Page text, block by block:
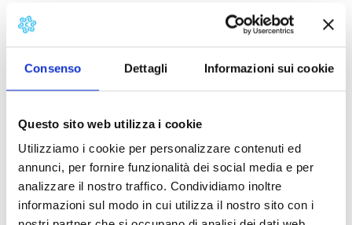
Consenso Dettagli Informazioni sui cookie
Questo sito web utilizza i cookie
Utilizziamo i cookie per personalizzare contenuti ed
annunci, per fornire funzionalità dei social media e per
analizzare il nostro traffico. Condividiamo inoltre
informazioni sul modo in cui utilizza il nostro sito con i
Non offriamo lusso, ma una bellezza sobria, fatta di
materiali semplici, attenzione ai dettagli e rispetto
l’orto, raccogliamo olive e miele, cuciniamo con
quello che la stagione offre. Chi arriva non trova un
qualche giorno.
Agricola Ombra è un invito a rallentare e respirare
davvero. A lasciarsi sorprendere dal bosco e magari
– perché no – da un nuovo modo di stare al mondo.